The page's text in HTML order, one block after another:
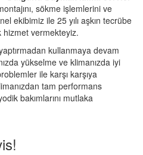
sökme işlemlerini ve
ekibimiz ile 25 yılı aşkın tecrübe
vermekteyiz.
yaptırmadan kullanmaya devam
yükselme ve klimanızda iyi
ile karşı karşıya
tam performans
bakımlarını mutlaka